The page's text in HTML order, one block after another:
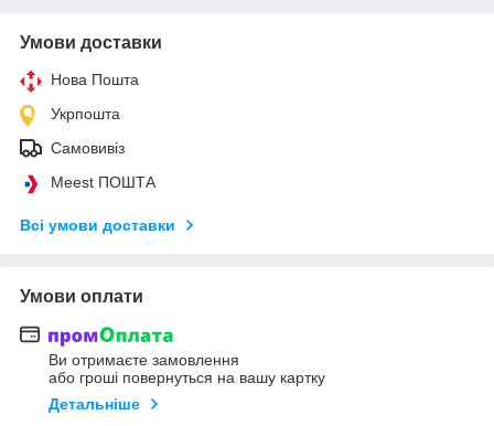
Умови доставки
Нова Пошта
Укрпошта
Самовивіз
Meest ПОШТА
Всі умови доставки
Умови оплати
Ви отримаєте замовлення
або гроші повернуться на вашу картку
Детальніше